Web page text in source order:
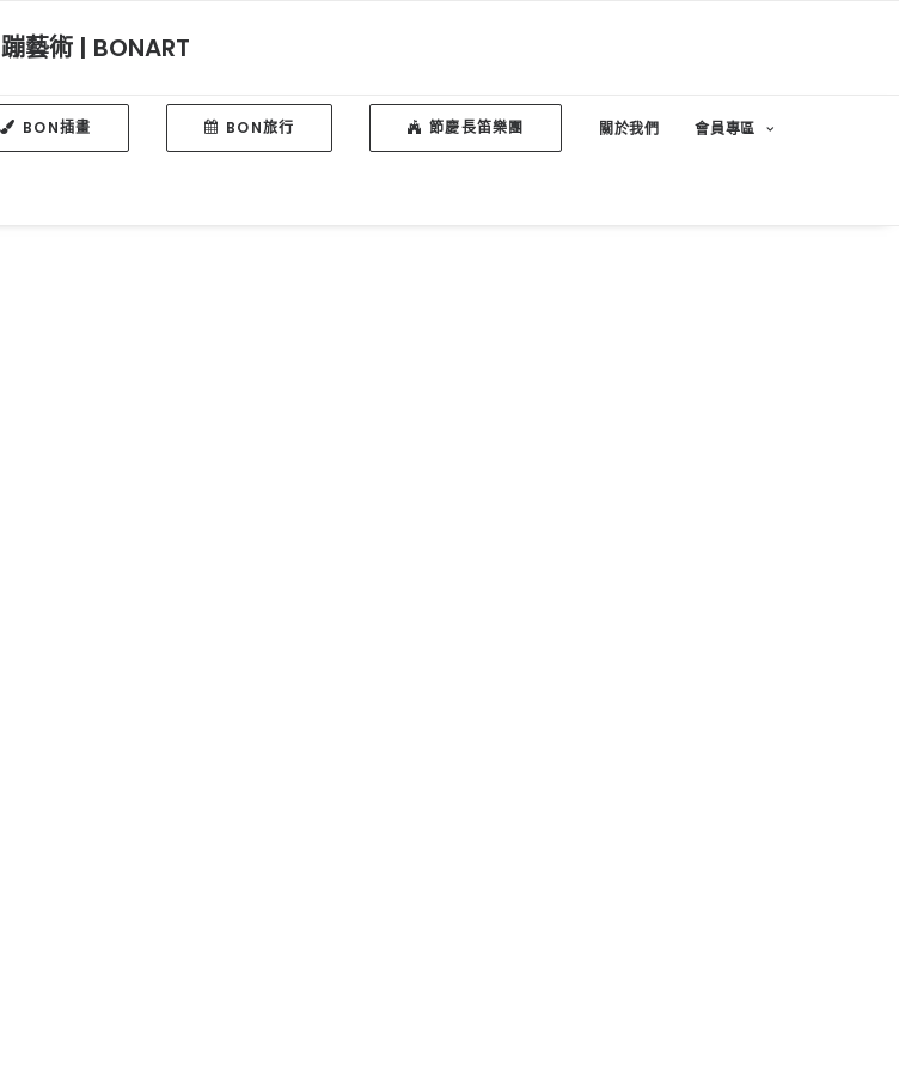
蹦藝術 | BONART
BON插畫 BON旅行 節慶長笛樂團 關於我們 會員專區